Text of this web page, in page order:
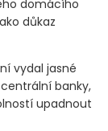
domácího
důkaz
vydal jasné
banky,
upadnout